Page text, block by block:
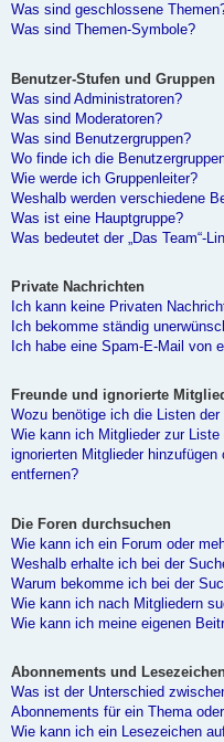
Was sind geschlossene
Was sind Themen-Symbole?
Benutzer-Stufen und Gruppen
Was sind Administratoren?
Was sind Moderatoren?
Was sind Benutzergruppen?
Wo finde ich die
Wie werde ich Gruppenleiter?
Weshalb werden verschiedene
Was ist eine Hauptgruppe?
Was bedeutet der „Das Team“-
Private Nachrichten
Ich kann keine Privaten
Ich bekomme ständig
Ich habe eine Spam-E-Mail von
Freunde und ignorierte
Wozu benötige ich die Listen
Wie kann ich Mitglieder zur
ignorierten Mitglieder
entfernen?
Die Foren durchsuchen
Wie kann ich ein Forum oder
Weshalb erhalte ich bei der
Warum bekomme ich bei der
Wie kann ich nach Mitgliedern
Wie kann ich meine eigenen
Abonnements und
Was ist der Unterschied
Abonnements für ein Thema
Wie kann ich ein Lesezeichen